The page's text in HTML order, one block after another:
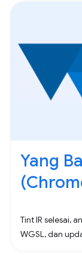
Yang
Tint IR selesai,
WGSL, dan